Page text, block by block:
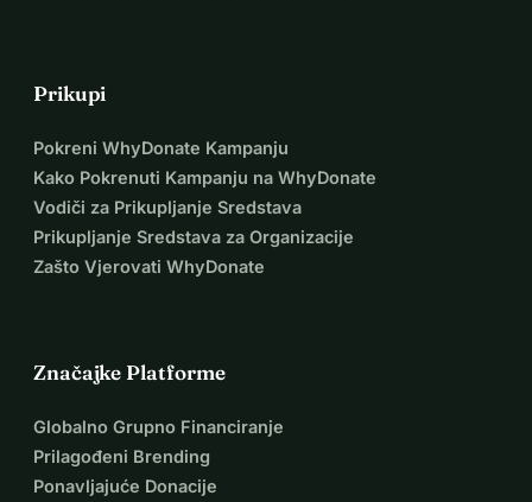
Prikupi
Pokreni WhyDonate Kampanju
Kako Pokrenuti Kampanju na WhyDonate
Vodiči za Prikupljanje Sredstava
Prikupljanje Sredstava za Organizacije
Zašto Vjerovati WhyDonate
Značajke Platforme
Globalno Grupno Financiranje
Prilagođeni Brending
Ponavljajuće Donacije